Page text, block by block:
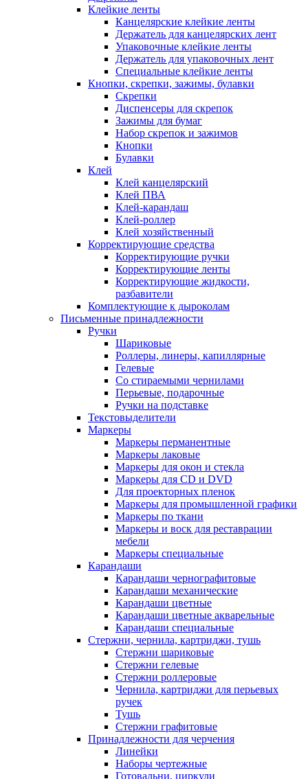
Клейкие ленты
Канцелярские клейкие ленты
Держатель для канцелярских лент
Упаковочные клейкие ленты
Держатель для упаковочных лент
Специальные клейкие ленты
Кнопки, скрепки, зажимы, булавки
Скрепки
Диспенсеры для скрепок
Зажимы для бумаг
Набор скрепок и зажимов
Кнопки
Булавки
Клей
Клей канцелярский
Клей ПВА
Клей-карандаш
Клей-роллер
Клей хозяйственный
Корректирующие средства
Корректирующие ручки
Корректирующие ленты
Корректирующие жидкости,
разбавители
Комплектующие к дыроколам
Письменные принадлежности
Ручки
Шариковые
Роллеры, линеры, капиллярные
Гелевые
Со стираемыми чернилами
Перьевые, подарочные
Ручки на подставке
Текстовыделители
Маркеры
Маркеры перманентные
Маркеры лаковые
Маркеры для окон и стекла
Маркеры для CD и DVD
Для проекторных пленок
Маркеры для промышленной графики
Маркеры по ткани
Маркеры и воск для реставрации
мебели
Маркеры специальные
Карандаши
Карандаши чернографитовые
Карандаши механические
Карандаши цветные
Карандаши цветные акварельные
Карандаши специальные
Стержни, чернила, картриджи, тушь
Стержни шариковые
Стержни гелевые
Стержни роллеровые
Чернила, картриджи для перьевых
ручек
Тушь
Стержни графитовые
Принадлежности для черчения
Линейки
Наборы чертежные
Готовальни, циркули